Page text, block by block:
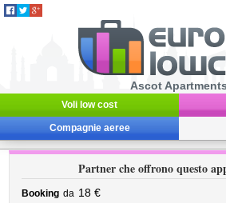
Ascot
Voli low cost
Compagnie aeree
Partner che offrono questo
Booking da 18 €